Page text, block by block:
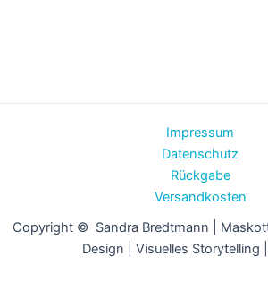
Impressum
Datenschutz
Rückgabe
Versandkosten
Copyright © Sandra Bredtmann |
Design | Visuelles Storytelling |